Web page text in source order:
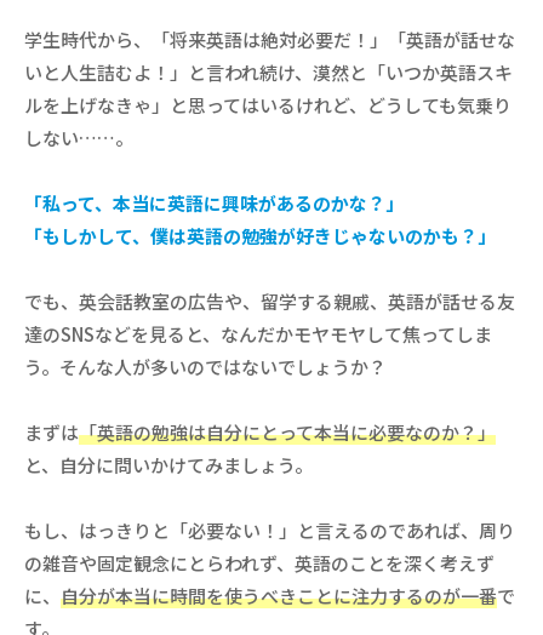
学生時代から、「将来英語は絶対必要だ！」「英語が話せな
いと人生詰むよ！」と言われ続け、漠然と「いつか英語スキ
ルを上げなきゃ」と思ってはいるけれど、どうしても気乗り
しない……。
「私って、本当に英語に興味があるのかな？」
「もしかして、僕は英語の勉強が好きじゃないのかも？」
でも、英会話教室の広告や、留学する親戚、英語が話せる友
達のSNSなどを見ると、なんだかモヤモヤして焦ってしま
う。そんな人が多いのではないでしょうか？
まずは「英語の勉強は自分にとって本当に必要なのか？」
と、自分に問いかけてみましょう。
もし、はっきりと「必要ない！」と言えるのであれば、周り
の雑音や固定観念にとらわれず、英語のことを深く考えず
に、 自分が本当に時間を使うべきことに注力するのが一番で
す。